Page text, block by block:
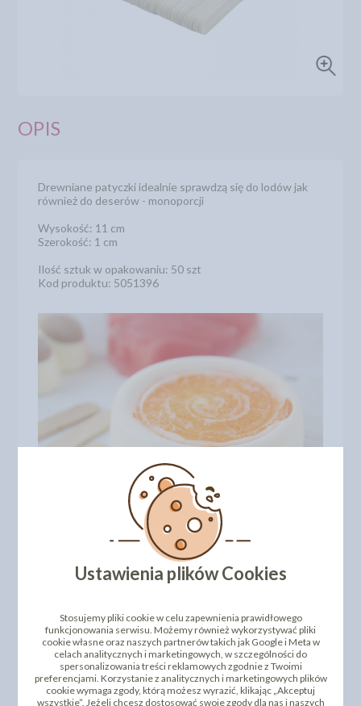
OPIS
Drewniane patyczki idealnie sprawdzą się do lodów jak
również do deserów - monoporcji
Wysokość: 11 cm
Szerokość: 1 cm
Ilość sztuk w opakowaniu: 50 szt
Kod produktu: 5051396
DODAJ SWOJĄ OPINIĘ
PRODUKTY PODOBNE
Ustawienia plików Cookies
Stosujemy pliki cookie w celu zapewnienia prawidłowego
funkcjonowania serwisu. Możemy również wykorzystywać pliki
cookie własne oraz naszych partnerów takich jak Google i Meta w
celach analitycznych i marketingowych, w szczególności do
spersonalizowania treści reklamowych zgodnie z Twoimi
preferencjami. Korzystanie z analitycznych i marketingowych plików
cookie wymaga zgody, którą możesz wyrazić, klikając „Akceptuj
wszystkie”. Jeżeli chcesz dostosować swoje zgody dla nas i naszych